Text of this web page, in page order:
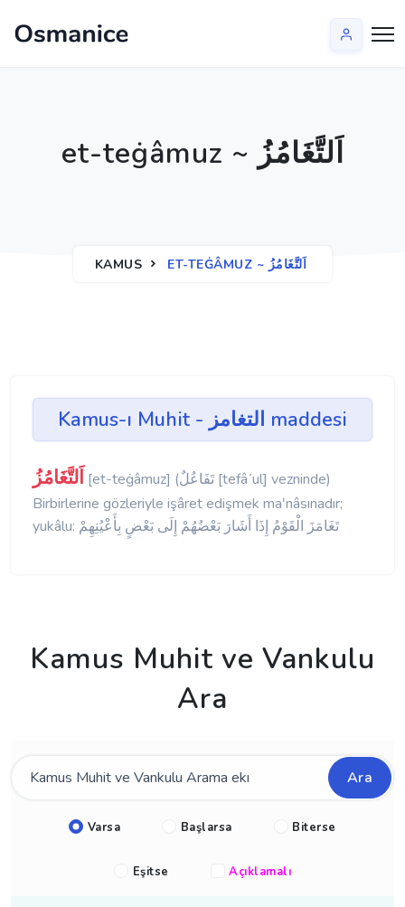
et-teġâmuz ~ اَلتَّغَامُزُ
KAMUS ET-TEĠÂMUZ ~ اَلتَّغَامُزُ
Kamus-ı Muhit - التغامز maddesi
اَلتَّغَامُزُ [et-teġâmuz] (تَفَاعُلٌ [tefâʹul] vezninde)
Birbirlerine gözleriyle işâret edişmek maʹnâsınadır;
yukâlu: تَغَامَزَ الْقَوْمُ إِذَا أَشَارَ بَعْضُهُمْ إِلَى بَعْضٍ بِأَعْيُنِهِمْ
Kamus Muhit ve Vankulu
Ara
Ara
Varsa Başlarsa Biterse
Eşitse Açıklamalı